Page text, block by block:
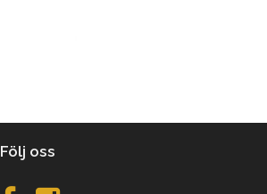
Följ oss